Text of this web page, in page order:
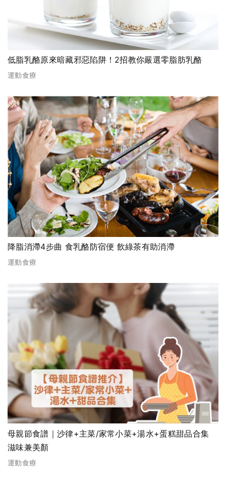
低脂乳酪原來暗藏邪惡陷阱！2招教你嚴選零脂肪乳酪
運動食療
降脂消滯4步曲 食乳酪防宿便 飲綠茶有助消滯
運動食療
母親節食譜｜沙律+主菜/家常小菜+湯水+蛋糕甜品合集
滋味兼美顏
運動食療